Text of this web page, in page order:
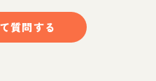
質問する